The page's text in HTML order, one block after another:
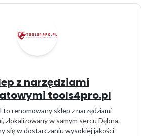
z narzędziami
tools4pro.pl
to renomowany sklep z narzędziami
zlokalizowany w samym sercu Dębna.
się w dostarczaniu wysokiej jakości